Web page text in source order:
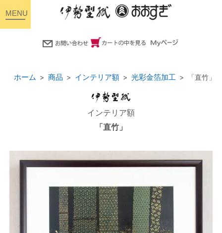
ホーム 商品 インテリア額 光彩金箔加工 「直竹」
インテリア額
「直竹」
toggle
navigation